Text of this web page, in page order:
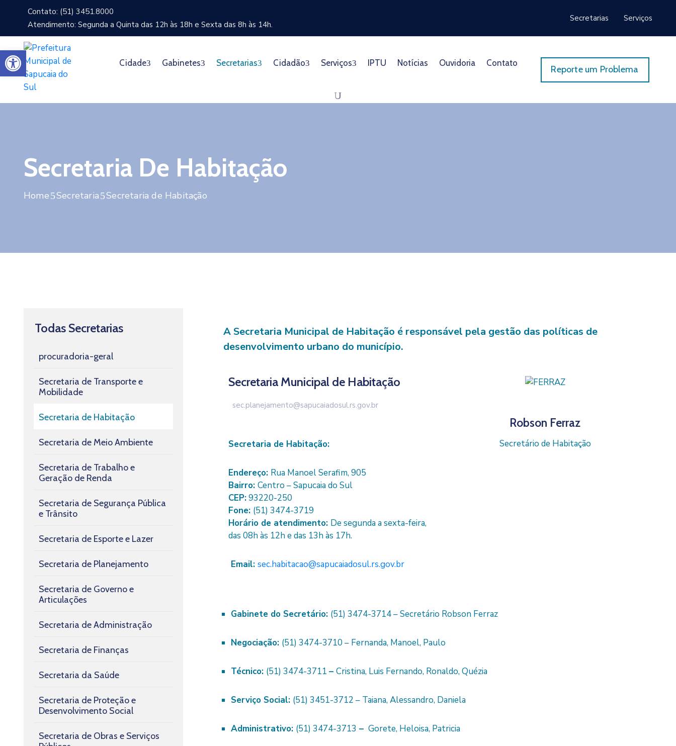
Contato: (51) 3451.8000
Atendimento: Segunda a Quinta das 12h às 18h e Sexta das 8h às 14h.
Secretarias Serviços
Cidade Gabinetes Secretarias Cidadão Serviços IPTU Notícias Ouvidoria Contato
Reporte um Problema
Secretaria De Habitação
Home Secretaria Secretaria de Habitação
Todas Secretarias
procuradoria-geral
Secretaria de Transporte e
Mobilidade
Secretaria de Habitação
Secretaria de Meio Ambiente
Secretaria de Trabalho e
Geração de Renda
Secretaria de Segurança Pública
e Trânsito
Secretaria de Esporte e Lazer
Secretaria de Planejamento
Secretaria de Governo e
Articulações
Secretaria de Administração
Secretaria de Finanças
Secretaria da Saúde
Secretaria de Proteção e
Desenvolvimento Social
Secretaria de Obras e Serviços
A Secretaria Municipal de Habitação é responsável pela gestão das políticas de
desenvolvimento urbano do município.
Secretaria Municipal de Habitação
sec.planejamento@sapucaiadosul.rs.gov.br
Secretaria de Habitação:
Endereço: Rua Manoel Serafim, 905
Bairro: Centro – Sapucaia do Sul
CEP:93220-250
Fone: (51) 3474-3719
Horário de atendimento: De segunda a sexta-feira,
das 08h às 12h e das 13h às 17h.
Email: sec.habitacao@sapucaiadosul.rs.gov.br
Robson Ferraz
Secretário de Habitação
Gabinete do Secretário: (51) 3474-3714 –Secretário Robson Ferraz
Negociação: (51) 3474-3710 – Fernanda, Manoel, Paulo
Técnico: (51) 3474-3711 – Cristina, Luis Fernando, Ronaldo, Quézia
Serviço Social: (51) 3451-3712 – Taiana, Alessandro, Daniela
Administrativo: (51) 3474-3713 – Gorete, Heloisa, Patricia
Abrir a barra de ferramentas